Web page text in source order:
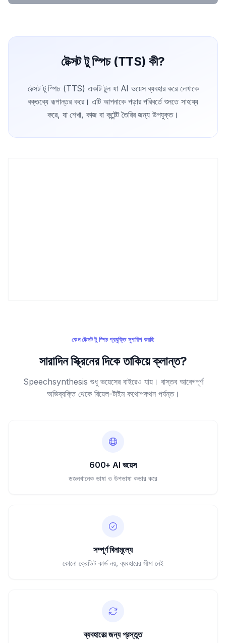
টেক্সট টু স্পিচ (TTS) কী?
টেক্সট টু স্পিচ (TTS) একটি টুল যা AI ভয়েস ব্যবহার করে লেখাকে
বক্তব্যে রূপান্তর করে। এটি আপনাকে পড়ার পরিবর্তে শুনতে সাহায্য
করে, যা শেখা, কাজ বা কন্টেন্ট তৈরির জন্য উপযুক্ত।
কেন টেক্সট টু স্পিচ প্রযুক্তি সুপারিশ করছি
সারাদিন স্ক্রিনের দিকে তাকিয়ে ক্লান্ত?
Speechsynthesis শুধু ভয়েসের বাইরেও যায়। বাস্তব আবেগপূর্ণ
অভিব্যক্তি থেকে রিয়েল-টাইম কথোপকথন পর্যন্ত।
600+ AI ভয়েস
ডজনখানেক ভাষা ও উপভাষা কভার করে
সম্পূর্ণ বিনামূল্যে
কোনো ক্রেডিট কার্ড নয়, ব্যবহারের সীমা নেই
ব্যবহারের জন্য প্রস্তুত